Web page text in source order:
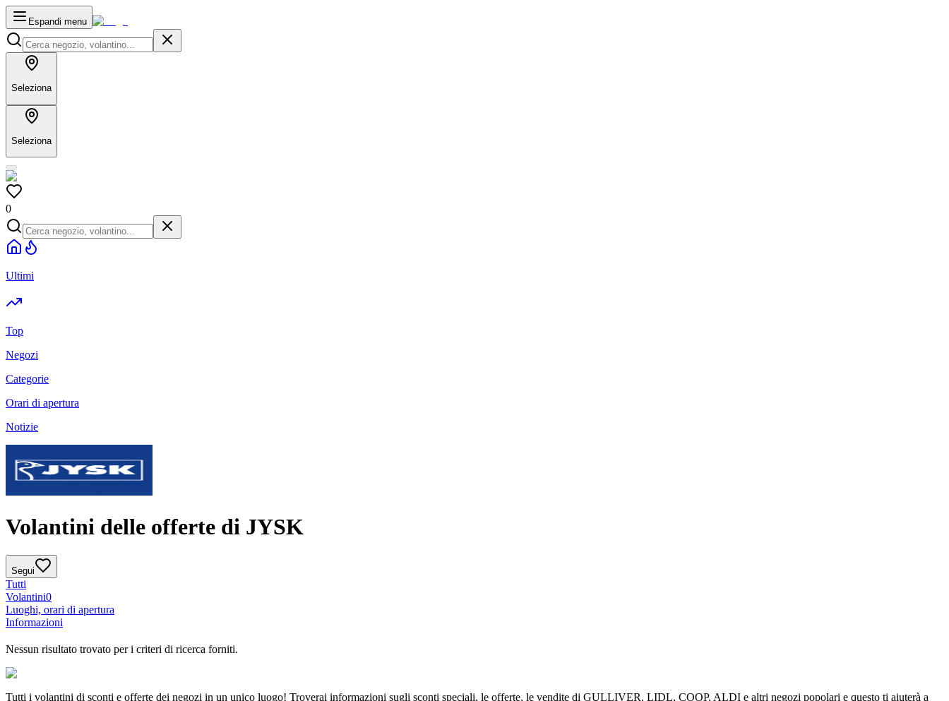
Espandi menu
Seleziona
Seleziona
0
Ultimi
Top
Negozi
Categorie
Orari di apertura
Notizie
Volantini delle offerte di JYSK
Segui
Tutti
Volantini0
Luoghi, orari di apertura
Informazioni
Nessun risultato trovato per i criteri di ricerca forniti.
Tutti i volantini di sconti e offerte dei negozi in un unico luogo! Troverai informazioni sugli sconti speciali, le offerte, le vendite di GULLIVER, LIDL, COOP, ALDI e altri negozi popolari e questo ti aiuterà a